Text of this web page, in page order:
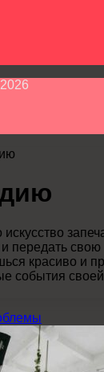
передать свою
красиво и
события